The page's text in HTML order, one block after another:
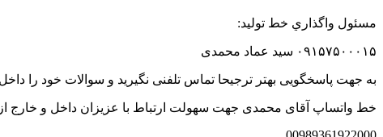
مسئول واگذاري خط توليد:
۰۹۱۵۷۵۰۰۰۱۵ سید عماد محمدی
به جهت پاسخگویی بهتر ترجیحا تماس تلفنی نگیرید و سوالات خود را
خط واتساپ آقای محمدی جهت سهولت ارتباط با عزیزان داخل و خارج